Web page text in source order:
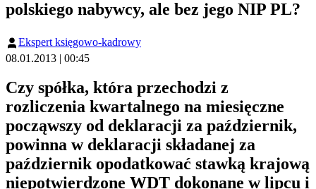
polskiego nabywcy, ale bez jego NIP PL?
Ekspert księgowo-kadrowy
08.01.2013 | 00:45
Czy spółka, która przechodzi z
rozliczenia kwartalnego na miesięczne
począwszy od deklaracji za październik,
powinna w deklaracji składanej za
październik opodatkować stawką krajową
niepotwierdzone WDT dokonane w lipcu i